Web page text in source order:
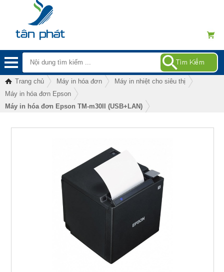
Trang chủ Máy in hóa đơn
Máy in nhiệt cho siêu thị
Máy in hóa đơn Epson
Máy in hóa đơn Epson TM-m30II (USB+LAN)